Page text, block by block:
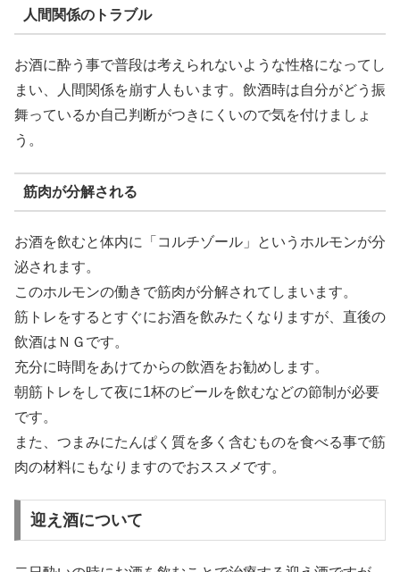
人間関係のトラブル
お酒に酔う事で普段は考えられないような性格になってし
まい、人間関係を崩す人もいます。飲酒時は自分がどう振
舞っているか自己判断がつきにくいので気を付けましょ
う。
筋肉が分解される
お酒を飲むと体内に「コルチゾール」というホルモンが分
泌されます。
このホルモンの働きで筋肉が分解されてしまいます。
筋トレをするとすぐにお酒を飲みたくなりますが、直後の
飲酒はＮＧです。
充分に時間をあけてからの飲酒をお勧めします。
朝筋トレをして夜に1杯のビールを飲むなどの節制が必要
です。
また、つまみにたんぱく質を多く含むものを食べる事で筋
肉の材料にもなりますのでおススメです。
迎え酒について